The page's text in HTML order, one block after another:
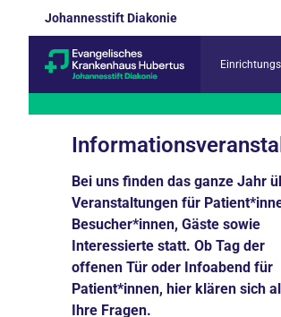
Johannesstift Diakonie
Bei uns finden das ganze Jahr
Veranstaltungen für
Besucher*innen, Gäste sowie
Interessierte statt. Ob Tag der
offenen Tür oder Infoabend für
Patient*innen, hier klären sich
Ihre Fragen.